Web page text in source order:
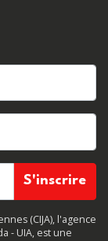
(CIJA), l'agence
- UIA, est une